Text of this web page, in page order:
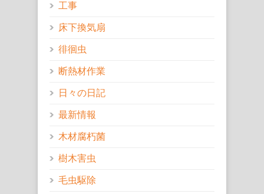
工事
床下換気扇
徘徊虫
断熱材作業
日々の日記
最新情報
木材腐朽菌
樹木害虫
毛虫駆除